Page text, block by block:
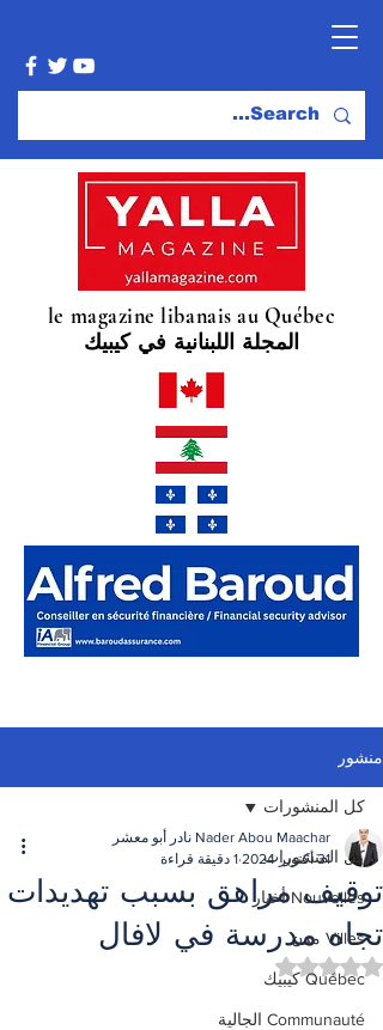
le magazine libanais au Québec
المجلة اللبنانية في كيبيك
منشور
كل المنشورات
Nouvelles أخبار
Villes مدن
Québec كيبيك
Communauté الجالية
كل المنشورات
توقيف مراهق بسبب تهديدات
تجاه مدرسة في لافال
Nader Abou Maachar نادر أبو معشر
31 أكتوبر 2024
1 دقيقة قراءة
تم التقييم بـ ليس رقمًا من أصل 5 نجوم.